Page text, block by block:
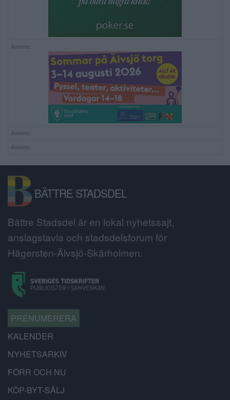
Annons:
Annons:
Annons:
BÄTTRE STADSDEL
Bättre Stadsdel är en lokal nyhetssajt,
anslagstavla och stadsdelsforum för
Hägersten-Älvsjö-Skärholmen.
PRENUMERERA
KALENDER
NYHETSARKIV
FÖRR OCH NU
KÖP-BYT-SÄLJ